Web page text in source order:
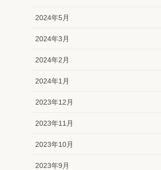
2024年5月
2024年3月
2024年2月
2024年1月
2023年12月
2023年11月
2023年10月
2023年9月